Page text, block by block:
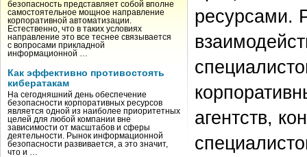
безопасность представляет собой вполне
самостоятельное мощное направление
корпоративной автоматизации.
Естественно, что в таких условиях
направление это все теснее связывается
с вопросами прикладной
информационной …
Как эффективно противостоять
кибератакам
На сегодняшний день обеспечение
безопасности корпоративных ресурсов
является одной из наиболее приоритетных
целей для любой компании вне
зависимости от масштабов и сферы
деятельности. Рынок информационной
безопасности развивается, а это значит,
что и …
ресурсами.
агентств,